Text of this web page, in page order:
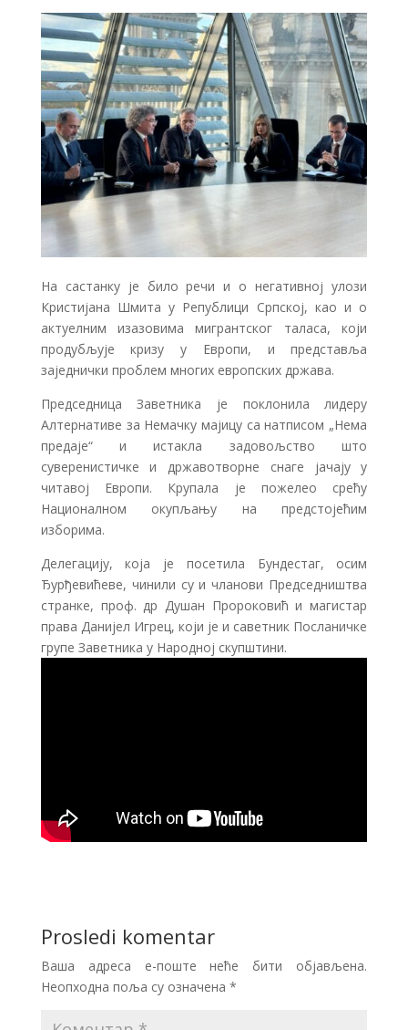
На састанку је било речи и о негативној улози
Кристијана Шмита у Републици Српској, као и о
актуелним изазовима мигрантског таласа, који
продубљује кризу у Европи, и представља
заједнички проблем многих европских држава.
Председница Заветника је поклонила лидеру
Алтернативе за Немачку мајицу са натписом „Нема
предаје“ и истакла задовољство што
суверенистичке и државотворне снаге јачају у
читавој Европи. Крупала је пожелео срећу
Националном окупљању на предстојећим
изборима.
Делегацију, која је посетила Бундестаг, осим
Ђурђевићеве, чинили су и чланови Председништва
странке, проф. др Душан Пророковић и магистар
права Данијел Игрец, који је и саветник Посланичке
групе Заветника у Народној скупштини.
Prosledi komentar
Ваша адреса е-поште неће бити објављена.
Неопходна поља су означена *